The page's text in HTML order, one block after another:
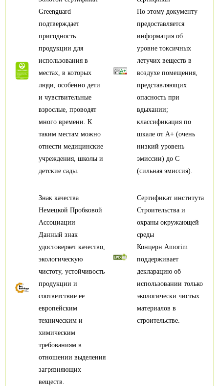
По этому документу
предоставляется
информация об
уровне токсичных
летучих веществ в
воздухе помещения,
представляющих
опасность при
вдыхании;
классификация по
шкале от А+ (очень
низкий уровень
эмиссии) до С
(сильная эмиссия).
Greenguard
подтверждает
пригодность
продукции для
использования в
местах, в которых
люди, особенно дети
и чувствительные
взрослые, проводят
много времени. К
таким местам можно
отнести медицинские
учреждения, школы и
детские сады.
Знак качества
Немецкой Пробковой
Ассоциации
Данный знак
удостоверяет качество,
экологическую
чистоту, устойчивость
продукции и
соответствие ее
европейским
техническим и
химическим
требованиям в
отношении выделения
загрязняющих
веществ.
Сертификат института
Строительства и
охраны окружающей
среды
Концерн Amorim
поддерживает
декларацию об
использовании только
экологически чистых
материалов в
строительстве.